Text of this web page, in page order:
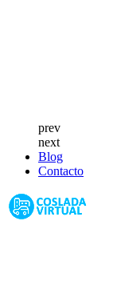
prev
next
Blog
Contacto